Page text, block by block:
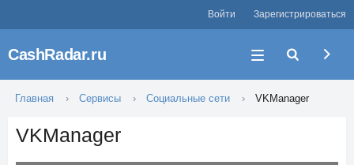
Войти Зарегистрироваться
CashRadar.ru
Главная Сервисы Социальные сети VKManager
VKManager